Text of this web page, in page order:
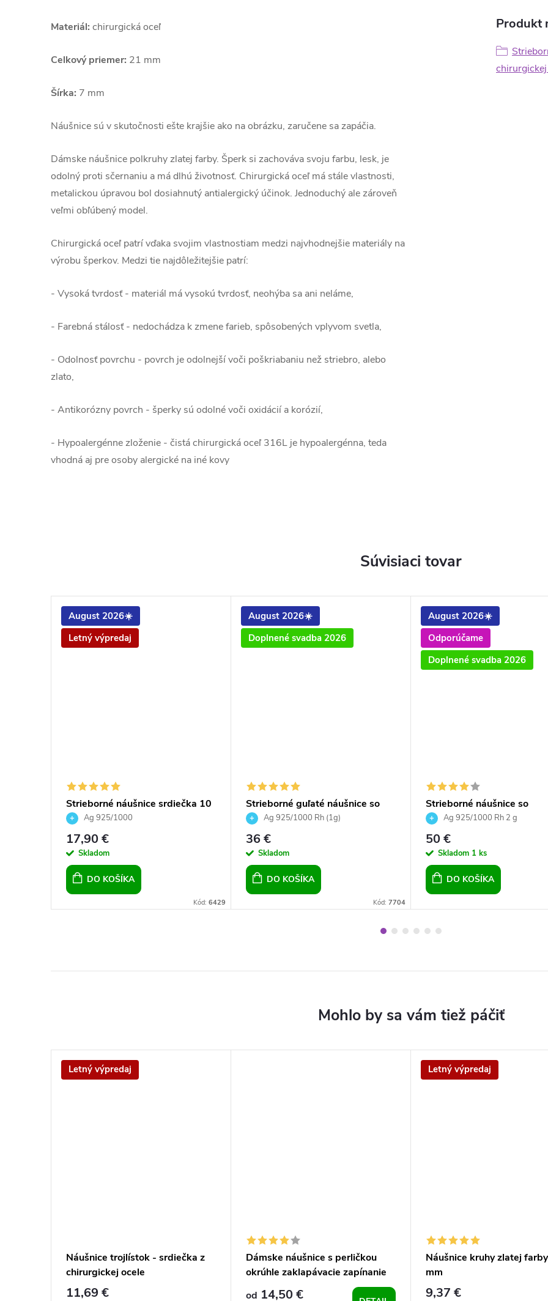
Materiál: chirurgická oceľ
Celkový priemer: 21 mm
Šírka: 7 mm
Náušnice sú v skutočnosti ešte krajšie ako na obrázku, zaručene sa zapáčia.
Dámske náušnice polkruhy zlatej farby. Šperk si zachováva svoju farbu, lesk, je
odolný proti sčernaniu a má dlhú životnosť. Chirurgická oceľ má stále vlastnosti,
metalickou úpravou bol dosiahnutý antialergický účinok. Jednoduchý ale zároveň
veľmi obľúbený model.
Chirurgická oceľ patrí vďaka svojim vlastnostiam medzi najvhodnejšie materiály na
výrobu šperkov. Medzi tie najdôležitejšie patrí:
- Vysoká tvrdosť - materiál má vysokú tvrdosť, neohýba sa ani neláme,
- Farebná stálosť - nedochádza k zmene farieb, spôsobených vplyvom svetla,
- Odolnosť povrchu - povrch je odolnejší voči poškriabaniu než striebro, alebo
zlato,
- Antikorózny povrch - šperky sú odolné voči oxidácií a korózií,
- Hypoalergénne zloženie - čistá chirurgická oceľ 316L je hypoalergénna, teda
vhodná aj pre osoby alergické na iné kovy
Produkt
Súvisiaci tovar
August 2026☀️
Letný výpredaj
Strieborné náušnice srdiečka 10
mm Crystal Peridot
Ag 925/1000
17,90 €
Skladom
DO KOŠÍKA
Kód: 6429
August 2026☀️
Doplnené svadba 2026
Strieborné guľaté náušnice so
Swarovski crystals - Galaxy
Ag 925/1000 Rh (1g)
36 €
Skladom
DO KOŠÍKA
Kód: 7704
August 2026☀️
Odporúčame
Doplnené svadba 2026
Strieborné náušnice so
Swarovski Crystals mix
Ag 925/1000 Rh 2 g
50 €
Skladom 1 ks
DO KOŠÍKA
Letný výpredaj
Náušnice trojlístok - srdiečka z
chirurgickej ocele
11,69 €
Dámske náušnice s perličkou
okrúhle zaklapávacie zapínanie
od 14,50 €
Letný výpredaj
Náušnice kruhy zlatej
mm
9,37 €